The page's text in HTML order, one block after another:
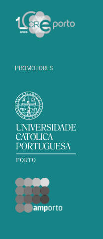
PROMOTORES